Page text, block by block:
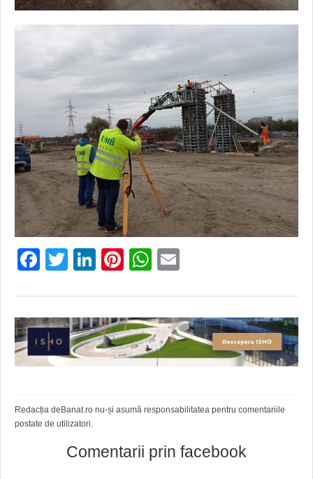
Facebook
Twitter
LinkedIn
Pinterest
WhatsApp
Redacția deBanat.ro nu-și asumă responsabilitatea pentru comentariile
postate de utilizatori.
Comentarii prin facebook